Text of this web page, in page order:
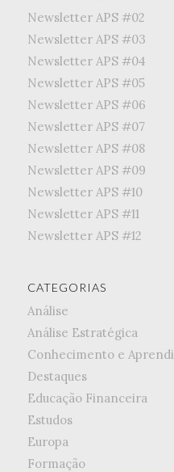
Newsletter APS #02
Newsletter APS #03
Newsletter APS #04
Newsletter APS #05
Newsletter APS #06
Newsletter APS #07
Newsletter APS #08
Newsletter APS #09
Newsletter APS #10
Newsletter APS #11
Newsletter APS #12
CATEGORIAS
Análise
Análise Estratégica
Conhecimento e
Destaques
Educação Financeira
Estudos
Europa
Formação